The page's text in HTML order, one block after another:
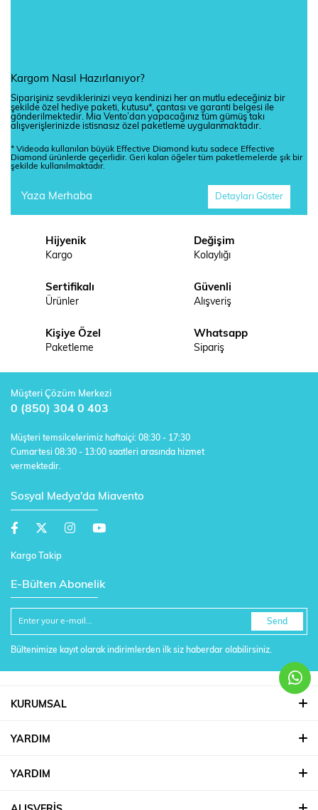
Kargom Nasıl Hazırlanıyor?
Siparişiniz sevdiklerinizi veya kendinizi her an mutlu edeceğiniz bir
şekilde özel hediye paketi, kutusu*, çantası ve garanti belgesi ile
gönderilmektedir. Mia Vento’dan yapacağınız tüm gümüş takı
alışverişlerinizde istisnasız özel paketleme uygulanmaktadır.
* Videoda kullanılan büyük Effective Diamond kutu sadece Effective
Diamond ürünlerde geçerlidir. Geri kalan öğeler tüm paketlemelerde şık bir
şekilde kullanılmaktadır.
Yaza Merhaba Detayları Göster
Hijyenik
Kargo
Değişim
Kolaylığı
Sertifikalı
Ürünler
Güvenli
Alışveriş
Kişiye Özel
Paketleme
Whatsapp
Sipariş
Müşteri Çözüm Merkezi
0 (850) 304 0 403
Müşteri temsilcelerimiz haftaiçi: 08:30 - 17:30
Cumartesi 08:30 - 13:00 saatleri arasında hizmet
vermektedir.
Sosyal Medya'da Miavento
Kargo Takip
E-Bülten Abonelik
Send
Bültenimize kayıt olarak indirimlerden ilk siz haberdar olabilirsiniz.
KURUMSAL
YARDIM
YARDIM